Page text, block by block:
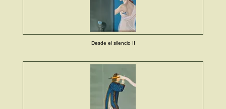
Desde el silencio II